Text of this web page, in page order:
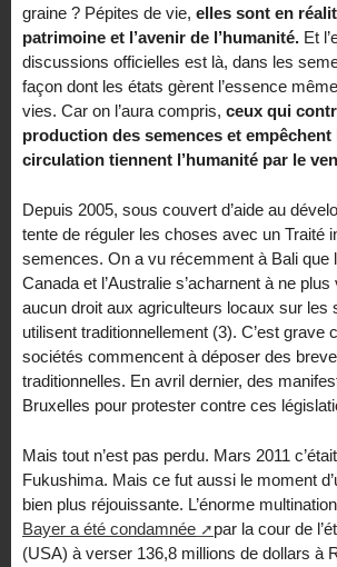
graine ? Pépites de vie, elles sont en
patrimoine et l’avenir de l’humanité. Et
discussions officielles est là, dans les
façon dont les états gèrent l’essence
vies. Car on l’aura compris, ceux qui
production des semences et
circulation tiennent l’humanité par le
Depuis 2005, sous couvert d’aide au
tente de réguler les choses avec un Traité
semences. On a vu récemment à Bali que
Canada et l’Australie s’acharnent à ne
aucun droit aux agriculteurs locaux sur les
utilisent traditionnellement (3). C’est grave
sociétés commencent à déposer des
traditionnelles. En avril dernier, des
Bruxelles pour protester contre ces
Mais tout n’est pas perdu. Mars 2011
Fukushima. Mais ce fut aussi le moment
bien plus réjouissante. L’énorme
Bayer a été condamnée
par la cour de
(USA) à verser 136,8 millions de dollars à